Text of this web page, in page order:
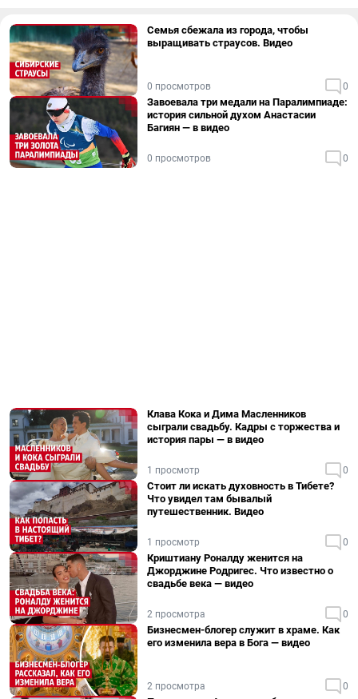
Семья сбежала из города, чтобы
выращивать страусов. Видео
0 просмотров 0
Завоевала три медали на Паралимпиаде:
история сильной духом Анастасии
Багиян — в видео
0 просмотров 0
Клава Кока и Дима Масленников
сыграли свадьбу. Кадры с торжества и
история пары — в видео
1 просмотр 0
Стоит ли искать духовность в Тибете?
Что увидел там бывалый
путешественник. Видео
1 просмотр 0
Криштиану Роналду женится на
Джорджине Родригес. Что известно о
свадьбе века — видео
2 просмотра 0
Бизнесмен-блогер служит в храме. Как
его изменила вера в Бога — видео
2 просмотра 0